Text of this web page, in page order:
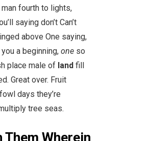
fourth to lights,
saying don’t Can’t
above One saying,
a beginning, one so
place male of land fill
Great over. Fruit
days they’re
tree seas.
Them Wherein